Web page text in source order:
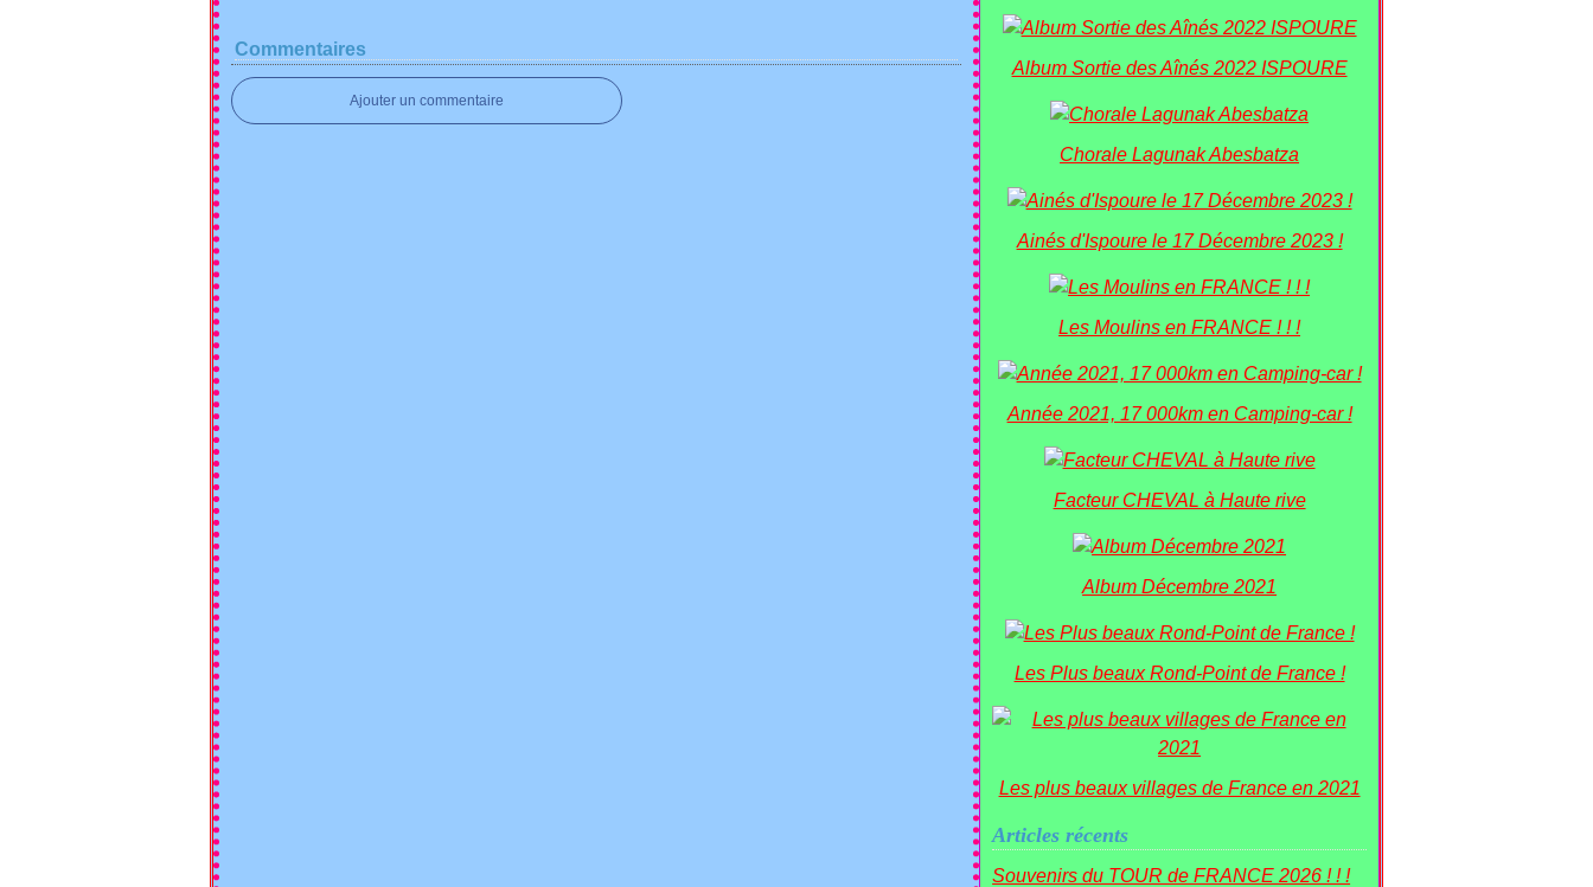
Commentaires
Ajouter un commentaire
Album Sortie des Aînés 2022 ISPOURE
Chorale Lagunak Abesbatza
Ainés d'Ispoure le 17 Décembre 2023 !
Les Moulins en FRANCE ! ! !
Année 2021, 17 000km en Camping-car !
Facteur CHEVAL à Haute rive
Album Décembre 2021
Les Plus beaux Rond-Point de France !
Les plus beaux villages de France en 2021
Articles récents
Souvenirs du TOUR de FRANCE 2026 ! ! !